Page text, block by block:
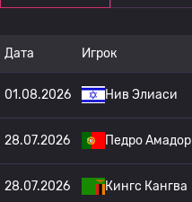
Дата Игрок
01.08.2026 Нив Элиаси
28.07.2026 Педро Амадор
28.07.2026 Кингс Кангва